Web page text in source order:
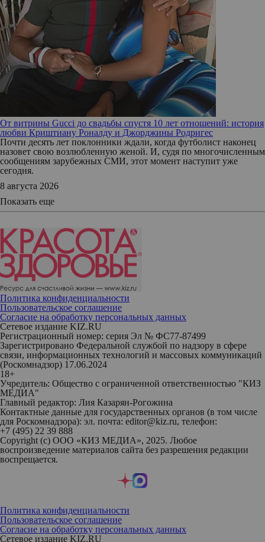
От витрины Gucci до свадьбы спустя 10 лет отношений: история
любви Криштиану Роналду и Джорджины Родригес
Почти десять лет поклонники ждали, когда футболист наконец
назовет свою возлюбленную женой. И, судя по многочисленным
сообщениям зарубежных СМИ, этот момент наступит уже
сегодня.
8 августа 2026
Показать еще
Политика конфиденциальности
Пользовательское соглашение
Согласие на обработку персональных данных
Сетевое издание KIZ.RU
Регистрационный номер: серия Эл № ФС77-87499
Зарегистрировано Федеральной службой по надзору в сфере
связи, информационных технологий и массовых коммуникаций
(Роскомнадзор) 17.06.2024
18+
Учредитель: Общество с ограниченной ответственностью "КИЗ
МЕДИА"
Главный редактор: Лия Казарян-Рогожина
Контактные данные для государственных органов (в том числе
для Роскомнадзора): эл. почта: editor@kiz.ru, телефон:
+7 (495) 22 39 888
Copyright (с) ООО «КИЗ МЕДИА», 2025. Любое
воспроизведение материалов сайта без разрешения редакции
воспрещается.
Политика конфиденциальности
Пользовательское соглашение
Согласие на обработку персональных данных
Сетевое издание KIZ.RU